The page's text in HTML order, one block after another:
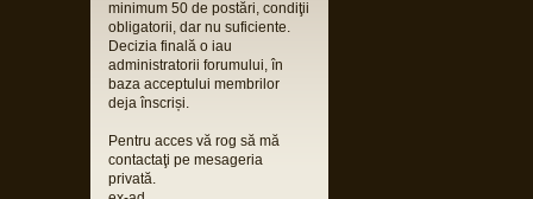
minimum 50 de postări, condiţii
obligatorii, dar nu suficiente.
Decizia finală o iau
administratorii forumului, în
baza acceptului membrilor
deja înscriși.
Pentru acces vă rog să mă
contactaţi pe mesageria
privată.